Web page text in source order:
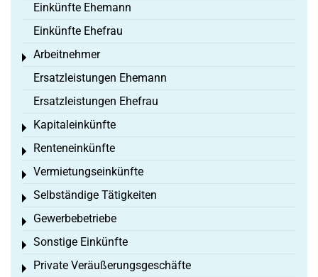
Einkünfte Ehemann
Einkünfte Ehefrau
Arbeitnehmer
Toggle menu
Ersatzleistungen Ehemann
Ersatzleistungen Ehefrau
Kapitaleinkünfte
Toggle menu
Renteneinkünfte
Toggle menu
Vermietungseinkünfte
Toggle menu
Selbständige Tätigkeiten
Toggle menu
Gewerbebetriebe
Toggle menu
Sonstige Einkünfte
Toggle menu
Private Veräußerungsgeschäfte
Toggle menu